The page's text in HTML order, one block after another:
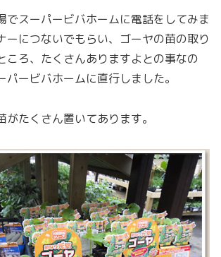
でスーパービバホームに電話をしてみま
ーにつないでもらい、ゴーヤの苗の取り
ころ、たくさんありますよとの事なの
パービバホームに直行しました。
がたくさん置いてあります。